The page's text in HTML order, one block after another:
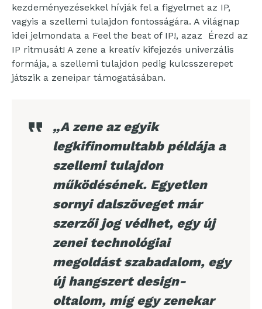
kezdeményezésekkel hívják fel a figyelmet az IP,
vagyis a szellemi tulajdon fontosságára. A világnap
idei jelmondata a Feel the beat of IP!, azaz Érezd az
IP ritmusát! A zene a kreatív kifejezés univerzális
formája, a szellemi tulajdon pedig kulcsszerepet
játszik a zeneipar támogatásában.
„A zene az egyik
legkifinomultabb példája a
szellemi tulajdon
működésének. Egyetlen
sornyi dalszöveget már
szerzői jog védhet, egy új
zenei technológiai
megoldást szabadalom, egy
új hangszert design-
oltalom, míg egy zenekar